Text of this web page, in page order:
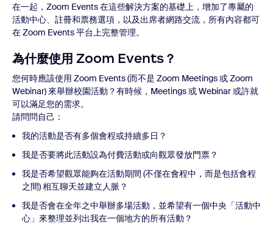
在一起，Zoom Events 在這些解決方案的基礎上，增加了專屬的
活動中心、註冊和票務選項，以及出席者網路交流，所有內容都可
在 Zoom Events 平台上完整管理。
為什麼使用 Zoom Events？
您何時應該使用 Zoom Events (而不是 Zoom Meetings 或 Zoom
Webinar) 來舉辦校園活動？有時候，Meetings 或 Webinar 或許就
可以滿足您的需求。
請問問自己：
我的活動是否有多個會程或持續多日？
我是否要將此活動設為付費活動或向觀眾發放門票？
我是否希望觀眾能夠在活動期間 (不僅在會程中，而是包括會程
之間) 相互聊天並建立人脈？
我是否會在全年之中舉辦多場活動，並希望有一個中央「活動中
心」來整理並列出我在一個地方的所有活動？